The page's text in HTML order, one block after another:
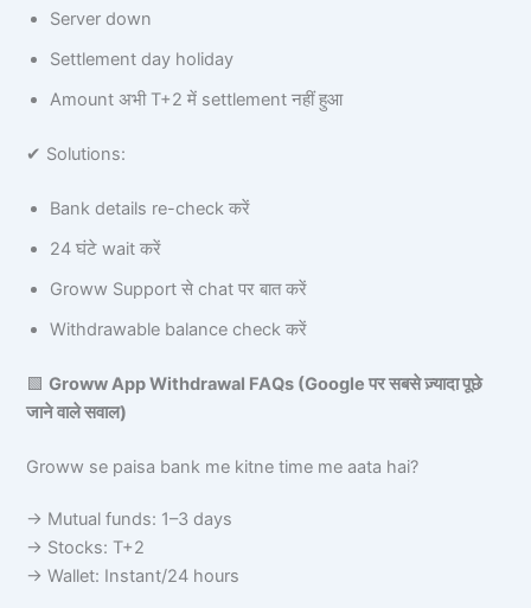
Server down
Settlement day holiday
Amount अभी T+2 में settlement नहीं हुआ
✔ Solutions:
Bank details re-check करें
24 घंटे wait करें
Groww Support से chat पर बात करें
Withdrawable balance check करें
🟩Groww App Withdrawal FAQs (Google पर सबसे ज़्यादा पूछे
जाने वाले सवाल)
Groww se paisa bank me kitne time me aata hai?
→ Mutual funds: 1–3 days
→ Stocks: T+2
→ Wallet: Instant/24 hours